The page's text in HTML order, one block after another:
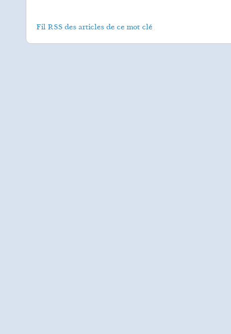
Fil RSS des articles de ce mot clé